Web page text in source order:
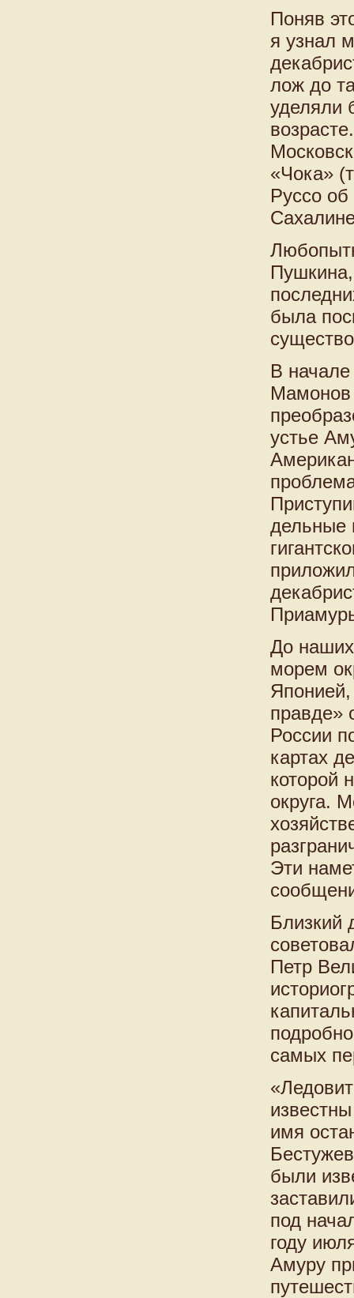
Поняв
я узнал
лож до
уделяли
«Чока»
Руссо
была
В
Мамонов
устье
дельные
До
морем
правде»
России
картах
которой
округа.
Эти
Близкий
Петр
самых
имя
были
под
году
Амуру